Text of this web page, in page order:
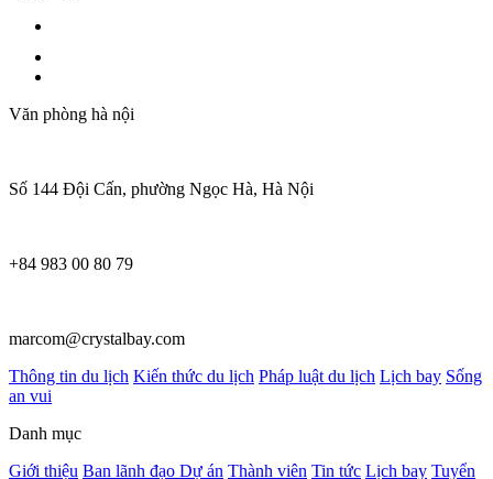
Văn phòng hà nội
Số 144 Đội Cấn, phường Ngọc Hà, Hà Nội
+84 983 00 80 79
marcom@crystalbay.com
Thông tin du lịch Kiến thức du lịch Pháp luật du lịch Lịch bay Sống
an vui
Danh mục
Giới thiệu Ban lãnh đạo Dự án Thành viên Tin tức Lịch bay Tuyển